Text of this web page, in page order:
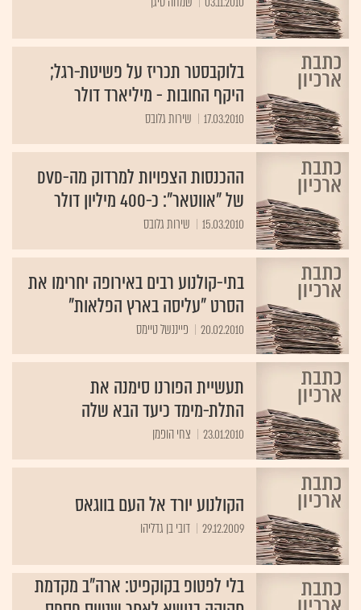
בלוקבסטר תכריז על פשיטת-רגל;
היקף החובות - מיליארד דולר
17.03.2010 שירות גלובס
ההכנסות הצפויות למרדוק מה-DVD
של "אווטאר": כ-400 מיליון דולר
15.03.2010 שירות גלובס
בתי-קולנוע רבים באירופה יחרימו את
הסרט "עליסה בארץ הפלאות"
20.02.2010 פייננשל טיימס‏
תעשיית הפורנו סימנה את
התלת-מימד כיעד הבא שלה
23.01.2010 צחי הופמן
הקולנוע יורד אל העם בווגאס
29.12.2009 דובי בן גדליהו
בלי לפטופ בקוקפיט: ארה"ב מקדמת